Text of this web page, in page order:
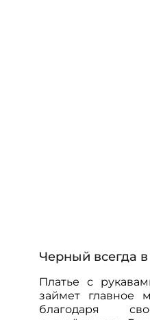
Черный всегда
Платье с
займет главное
благодаря